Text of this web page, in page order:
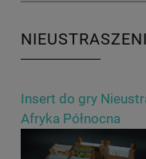
NIEUSTRASZENI
Insert do gry
Afryka Północna